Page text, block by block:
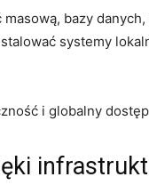
bazy
systemy
i globalny